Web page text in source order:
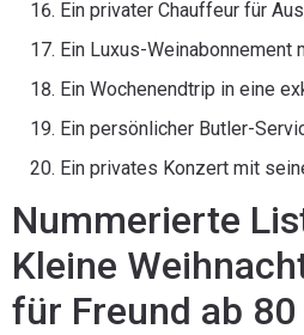
Ein privater Chauffeur für
Ein Luxus-Weinabonnement
Ein Wochenendtrip in eine
Ein persönlicher Butler-
Ein privates Konzert mit
Nummerierte
Kleine
für Freund ab 80